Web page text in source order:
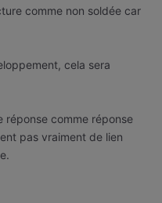
comme non soldée car
cela sera
réponse comme réponse
pas vraiment de lien